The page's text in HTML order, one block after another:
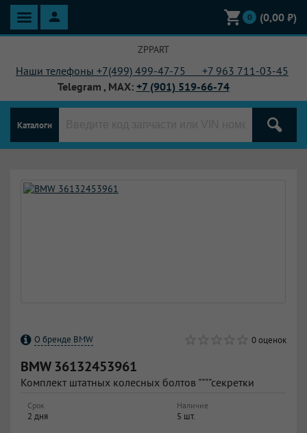
0 (0,00 ₽)
ZPPART
Наши телефоны +7(499) 499-47-75 +7 963 711-03-45
Telegram , MAX: +7 (901) 519-66-74
Каталоги
О бренде BMW 0 оценок
BMW36132453961
Комплект штатных колесных болтов """"секретки
Срок
2 дня
Наличие
5 шт.